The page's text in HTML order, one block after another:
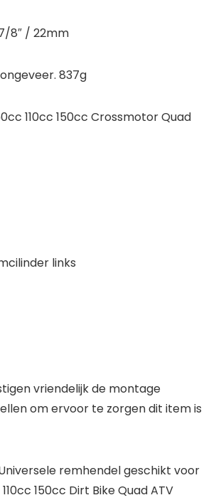
8″ / 22mm
837g
110cc 150cc Crossmotor Quad
links
vriendelijk de montage
om ervoor te zorgen dit item is
remhendel geschikt voor
150cc Dirt Bike Quad ATV